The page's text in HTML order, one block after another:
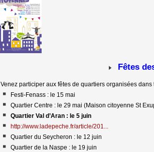
Fêtes des
Venez participer aux fêtes de quartiers organisées
Festi-Fenass : le 15 mai
Quartier Centre : le 29 mai (Maison citoyenne St
Quartier Val d’Aran : le 5 juin
http://www.ladepeche.fr/article/201...
Quartier du Seycheron : le 12 juin
Quartier de la Naspe : le 19 juin